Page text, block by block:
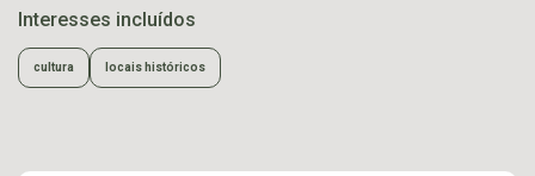
Interesses incluídos
cultura locais históricos